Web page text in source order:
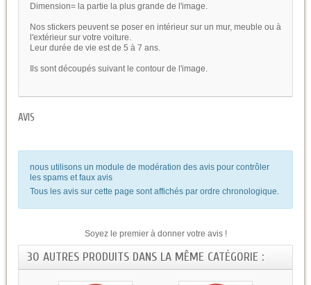
Dimension= la partie la plus grande de l'image.
Nos stickers peuvent se poser en intérieur sur un mur, meuble ou à
l'extérieur sur votre voiture.
Leur durée de vie est de 5 à 7 ans.
Ils sont découpés suivant le contour de l'image.
AVIS
nous utilisons un module de modération des avis pour contrôler
les spams et faux avis
Tous les avis sur cette page sont affichés par ordre chronologique.
Soyez le premier à donner votre avis !
30 AUTRES PRODUITS DANS LA MÊME CATÉGORIE :